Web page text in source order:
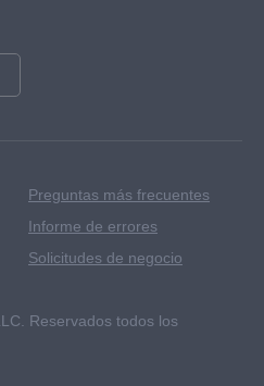
Preguntas más frecuentes
Informe de errores
Solicitudes de negocio
Reservados todos los